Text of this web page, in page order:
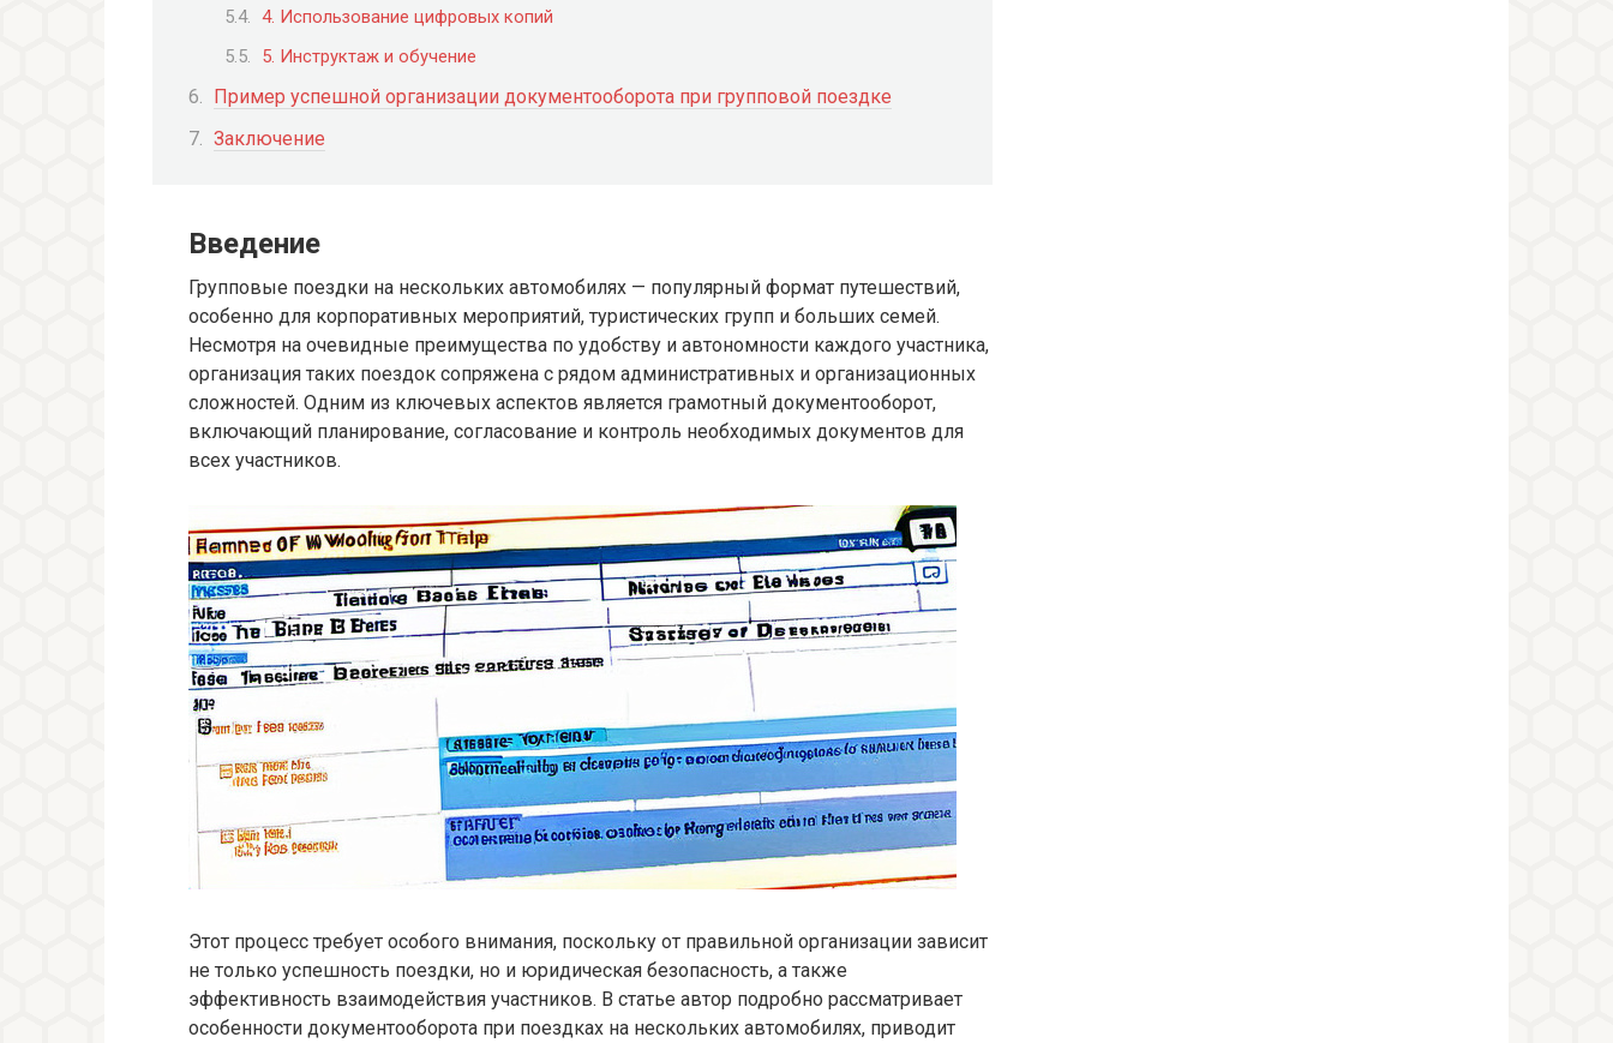
4. Использование цифровых копий
5. Инструктаж и обучение
Пример успешной организации документооборота при групповой поездке
Заключение
Введение
Групповые поездки на нескольких автомобилях — популярный формат путешествий,
особенно для корпоративных мероприятий, туристических групп и больших семей.
Несмотря на очевидные преимущества по удобству и автономности каждого участника,
организация таких поездок сопряжена с рядом административных и организационных
сложностей. Одним из ключевых аспектов является грамотный документооборот,
включающий планирование, согласование и контроль необходимых документов для
всех участников.
Этот процесс требует особого внимания, поскольку от правильной организации зависит
не только успешность поездки, но и юридическая безопасность, а также
эффективность взаимодействия участников. В статье автор подробно рассматривает
особенности документооборота при поездках на нескольких автомобилях, приводит